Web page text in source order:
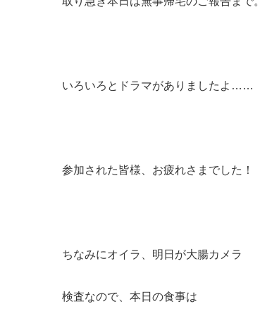
いろいろとドラマがありましたよ……
参加された皆様、お疲れさまでした！
ちなみにオイラ、明日が大腸カメラ
検査なので、本日の食事は